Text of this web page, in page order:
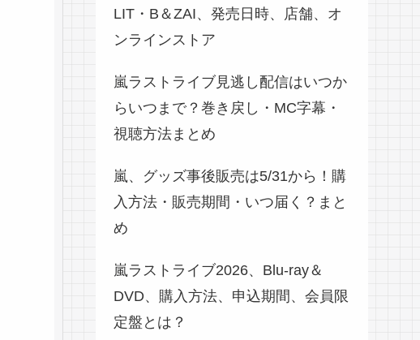
LIT・B＆ZAI、発売日時、店舗、オ
ンラインストア
嵐ラストライブ見逃し配信はいつか
らいつまで？巻き戻し・MC字幕・
視聴方法まとめ
嵐、グッズ事後販売は5/31から！購
入方法・販売期間・いつ届く？まと
め
嵐ラストライブ2026、Blu-ray＆
DVD、購入方法、申込期間、会員限
定盤とは？